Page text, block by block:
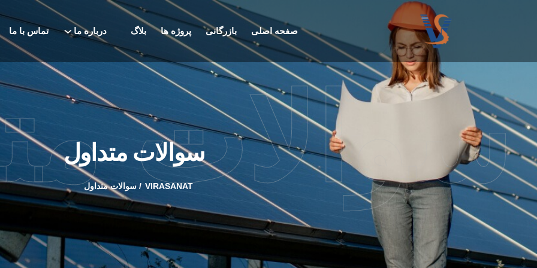
صفحه اصلی بازرگانی پروژه ها بلاگ درباره ما تماس با ما
سوالاتسوالات متداول
VIRASANAT سوالات متداول